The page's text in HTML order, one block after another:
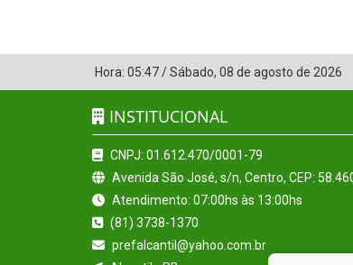
Hora: 05:47/Sábado, 08 de agosto de 2026
INSTITUCIONAL
CNPJ: 01.612.470/0001-79
Avenida São José, s/n, Centro, CEP:
Atendimento: 07:00hs às 13:00hs
(81) 3738-1370
prefalcantil@yahoo.com.br